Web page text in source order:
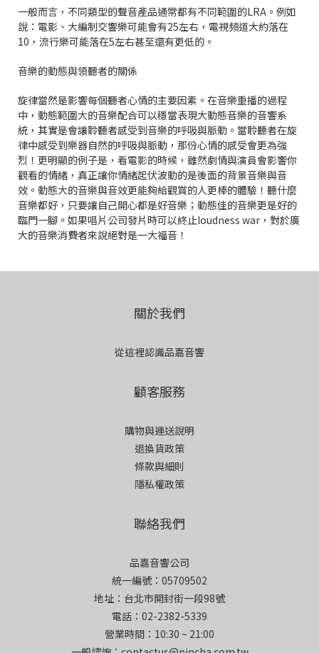
一般而言，不同類型的聲音產品通常都有不同範圍的LRA。例如
說：電影、大編制交響樂可能會有25左右，電視頻道大約落在
10，流行樂可能落在5左右甚至還有更低的。
音樂的動態與領聽者的關係
旋律當然是影響每個聽者心情的主要因素。在音樂重播的過程
中，動態範圍大的音樂配合可以穩當表現大動態音樂的音響系
統，其實是會讓聆聽者感受到音樂的呼吸與脈動。當聆聽者在旋
律中感受到樂器自然的呼吸與脈動，那份心情的感受會更為強
烈！更明顯的例子是，看電影的時候，雖然劇情與演員會影響你
觀看的情緒，真正讓你情緒起伏波動的是後面的背景音樂與音
效。動態大的音樂與音效更能夠給觀賞的人更棒的體驗！聽什麼
音樂都好，只要讓自己開心都是好音樂；動態佳的音樂更是好的
臨門一腳。如果唱片公司發片時可以終止loudness war，對於廣
大的音樂消費者來說絕對是一大福音！
關於我們
從這裡認識品嘉音響
顧客服務
購物與運送說明
退換貨政策
條款與細則
隱私權政策
聯絡我們
品嘉音響公司
統一編號：05709502
地址：台北市開封街一段98號
電話：02-2382-5339
營業時間：10:30 ~ 21:00